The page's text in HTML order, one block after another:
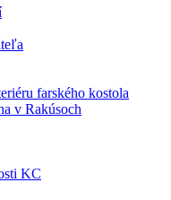
farského kostola
v Rakúsoch
KC